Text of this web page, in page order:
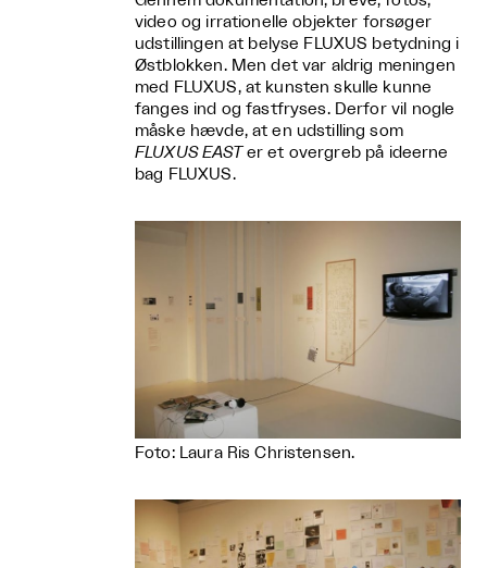
video og irrationelle objekter forsøger
udstillingen at belyse FLUXUS betydning i
Østblokken. Men det var aldrig meningen
med FLUXUS, at kunsten skulle kunne
fanges ind og fastfryses. Derfor vil nogle
måske hævde, at en udstilling som
FLUXUS EAST er et overgreb på ideerne
bag FLUXUS.
Foto: Laura Ris Christensen.